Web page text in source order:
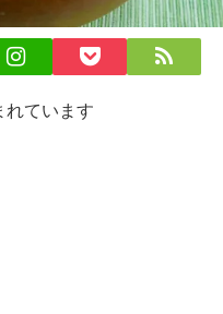
れています